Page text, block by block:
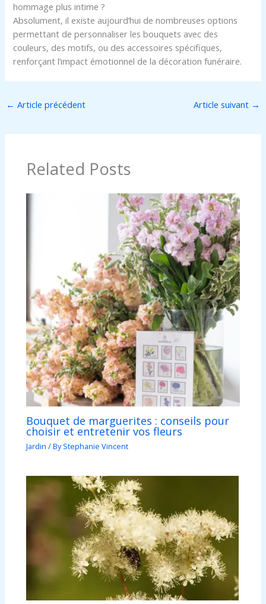
hommage plus intime ?
Absolument, il existe aujourd’hui de nombreuses options
permettant de personnaliser les bouquets avec des
couleurs, des motifs, ou des accessoires spécifiques,
renforçant l’impact émotionnel de la décoration funéraire.
← Article précédent Article suivant →
Related Posts
Bouquet de marguerites : conseils pour
choisir et entretenir vos fleurs
Jardin / ByStephanie Vincent